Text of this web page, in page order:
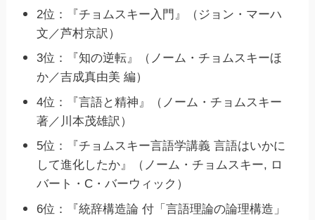
2位：『チョムスキー入門』（ジョン・マーハ
文／芦村京訳）
3位：『知の逆転』（ノーム・チョムスキーほ
か／吉成真由美 編）
4位：『言語と精神』（ノーム・チョムスキー
著／川本茂雄訳）
5位：『チョムスキー言語学講義 言語はいかに
して進化したか』（ノーム・チョムスキー, ロ
バート・C・バーウィック）
6位：『統辞構造論 付「言語理論の論理構造」